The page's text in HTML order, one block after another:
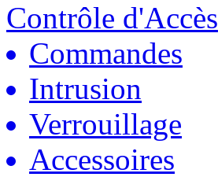
Contrôle d'Accès
Commandes
Intrusion
Verrouillage
Accessoires